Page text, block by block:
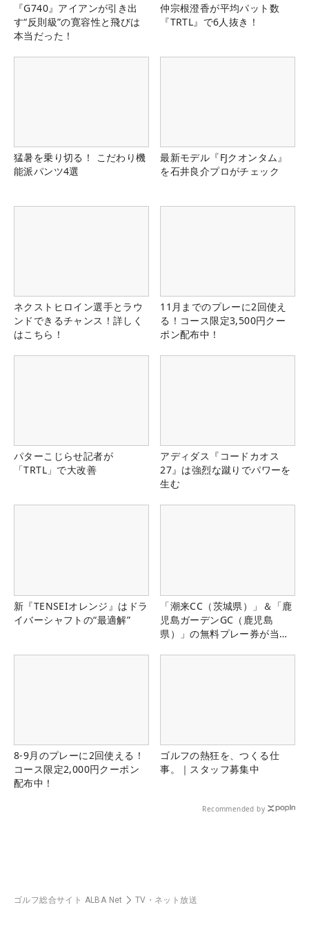
『G740』アイアンが引き出
す“反則級”の寛容性と飛びは
本当だった！
仲宗根澄香が平均パット数
『TRTL』で6人抜き！
猛暑を乗り切る！ こだわり機
能派パンツ4選
最新モデル『FJクオンタム』
を石井良介プロがチェック
ネクストヒロイン選手とラウ
ンドできるチャンス！詳しく
はこちら！
11月までのプレーに2回使え
る！コース限定3,500円クー
ポン配布中！
パターこじらせ記者が
「TRTL」で大改善
アディダス『コードカオス
27』は強烈な蹴りでパワーを
生む
新『TENSEIオレンジ』はドラ
イバーシャフトの“最適解”
「潮来CC（茨城県）」＆「鹿
児島ガーデンGC（鹿児島
県）」の無料プレー券が当た
8-9月のプレーに2回使える！
コース限定2,000円クーポン
配布中！
ゴルフの熱狂を、つくる仕
事。｜スタッフ募集中
Recommended by
ゴルフ総合サイト ALBA Net TV・ネット放送